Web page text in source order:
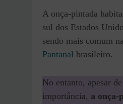
A onça-pintada
sul dos Estados
sendo mais comum
Pantanal brasileiro.
No entanto, apesar
importância, a onça-